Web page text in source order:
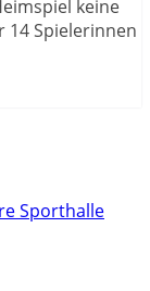
keine
14 Spielerinnen
Sporthalle